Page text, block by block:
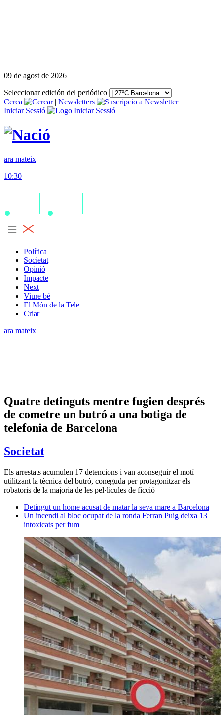
09 de agost de 2026
Seleccionar edición del periódico
Cerca
| Newsletters
|
Iniciar Sessió
ara mateix
10:30
Política
Societat
Opinió
Impacte
Next
Viure bé
El Món de la Tele
Criar
ara mateix
Quatre detinguts mentre fugien després
de cometre un butró a una botiga de
telefonia de Barcelona
Societat
Els arrestats acumulen 17 detencions i van aconseguir el motí
utilitzant la tècnica del butró, coneguda per protagonitzar els
robatoris de la majoria de les pel·lícules de ficció
Detingut un home acusat de matar la seva mare a Barcelona
Un incendi al bloc ocupat de la ronda Ferran Puig deixa 13
intoxicats per fum